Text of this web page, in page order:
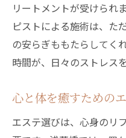
エステを通じ
エステで心と体を
と共に
浅草橋の街並
エステがもたら
エステ施術後に
リートメントが受けられ
ピストによる施術は、た
の安らぎももたらしてく
時間が、日々のストレス
心と体を癒すための
エステ選びは、心身のリ